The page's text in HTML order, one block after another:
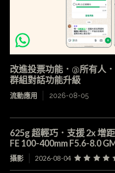
改進投票功能．@所有
群組對話功能升級
流動應用 2026-08-05
625g 超輕巧．支援 2x 增
FE 100-400mm F5.6-8.0
攝影 2026-08-04